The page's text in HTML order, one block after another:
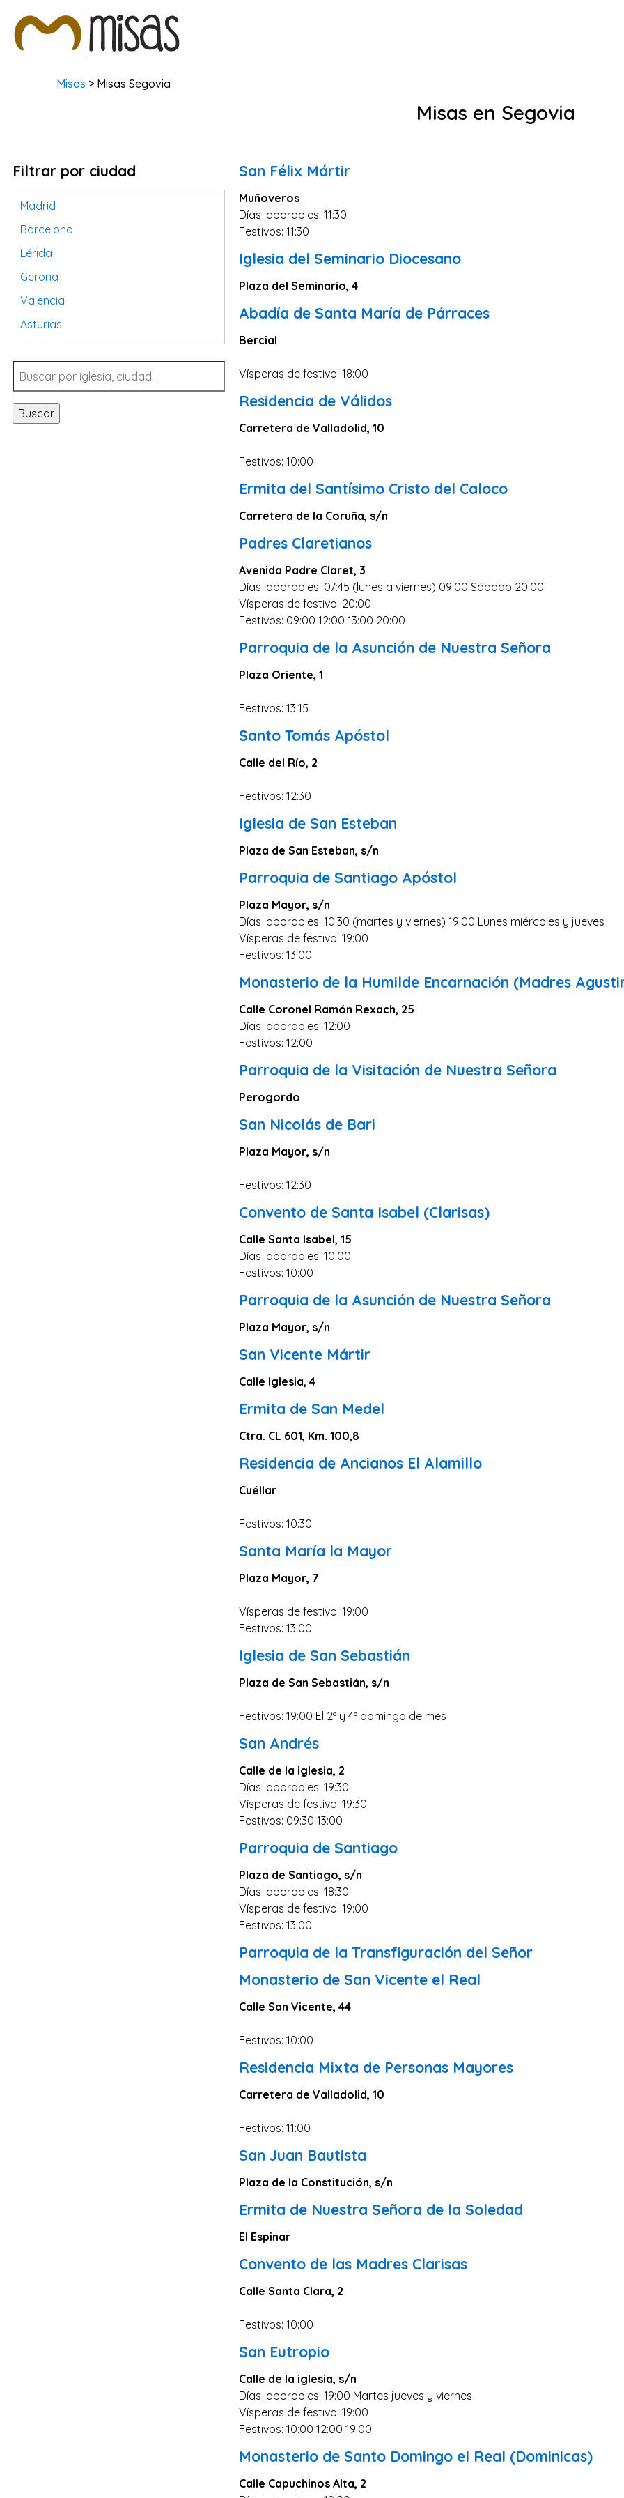
Misas > Misas Segovia
Misas en Segovia
Filtrar por ciudad
Madrid
Barcelona
Lérida
Gerona
Valencia
Asturias
Tarragona
Navarra
Valladolid
Sevilla
Buscar
San Félix Mártir
Muñoveros
Días laborables: 11:30
Festivos: 11:30
Iglesia del Seminario Diocesano
Plaza del Seminario, 4
Abadía de Santa María de Párraces
Bercial
Vísperas de festivo: 18:00
Residencia de Válidos
Carretera de Valladolid, 10
Festivos: 10:00
Ermita del Santísimo Cristo del Caloco
Carretera de la Coruña, s/n
Padres Claretianos
Avenida Padre Claret, 3
Días laborables: 07:45 (lunes a viernes) 09:00 Sábado 20:00
Vísperas de festivo: 20:00
Festivos: 09:00 12:00 13:00 20:00
Parroquia de la Asunción de Nuestra Señora
Plaza Oriente, 1
Festivos: 13:15
Santo Tomás Apóstol
Calle del Río, 2
Festivos: 12:30
Iglesia de San Esteban
Plaza de San Esteban, s/n
Parroquia de Santiago Apóstol
Plaza Mayor, s/n
Días laborables: 10:30 (martes y viernes) 19:00 Lunes miércoles y jueves
Vísperas de festivo: 19:00
Festivos: 13:00
Monasterio de la Humilde Encarnación (Madres
Calle Coronel Ramón Rexach, 25
Días laborables: 12:00
Festivos: 12:00
Parroquia de la Visitación de Nuestra Señora
Perogordo
San Nicolás de Bari
Plaza Mayor, s/n
Festivos: 12:30
Convento de Santa Isabel (Clarisas)
Calle Santa Isabel, 15
Días laborables: 10:00
Festivos: 10:00
Parroquia de la Asunción de Nuestra Señora
Plaza Mayor, s/n
San Vicente Mártir
Calle Iglesia, 4
Ermita de San Medel
Ctra. CL 601, Km. 100,8
Residencia de Ancianos El Alamillo
Cuéllar
Festivos: 10:30
Santa María la Mayor
Plaza Mayor, 7
Vísperas de festivo: 19:00
Festivos: 13:00
Iglesia de San Sebastián
Plaza de San Sebastián, s/n
Festivos: 19:00 El 2º y 4º domingo de mes
San Andrés
Calle de la iglesia, 2
Días laborables: 19:30
Vísperas de festivo: 19:30
Festivos: 09:30 13:00
Parroquia de Santiago
Plaza de Santiago, s/n
Días laborables: 18:30
Vísperas de festivo: 19:00
Festivos: 13:00
Parroquia de la Transfiguración del Señor
Monasterio de San Vicente el Real
Calle San Vicente, 44
Festivos: 10:00
Residencia Mixta de Personas Mayores
Carretera de Valladolid, 10
Festivos: 11:00
San Juan Bautista
Plaza de la Constitución, s/n
Ermita de Nuestra Señora de la Soledad
El Espinar
Convento de las Madres Clarisas
Calle Santa Clara, 2
Festivos: 10:00
San Eutropio
Calle de la iglesia, s/n
Días laborables: 19:00 Martes jueves y viernes
Vísperas de festivo: 19:00
Festivos: 10:00 12:00 19:00
Monasterio de Santo Domingo el Real (Dominicas)
Calle Capuchinos Alta, 2